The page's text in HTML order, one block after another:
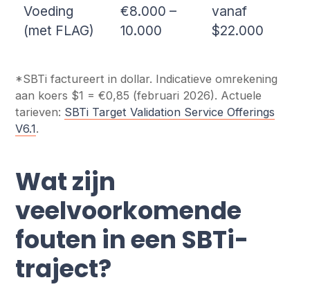
Voeding
(met FLAG)
€8.000 –
10.000
vanaf
$22.000
*SBTi factureert in dollar. Indicatieve omrekening
aan koers $1 = €0,85 (februari 2026). Actuele
tarieven: SBTi Target Validation Service Offerings
V6.1.
Wat zijn
veelvoorkomende
fouten in een SBTi-
traject?